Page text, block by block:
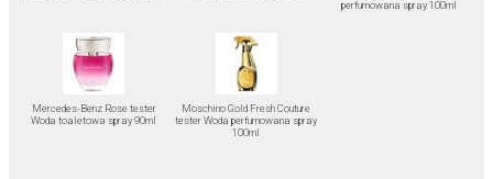
perfumowana spray 100ml
Mercedes-Benz Rose tester
Woda toaletowa spray 90ml
Moschino Gold Fresh Couture
tester Woda perfumowana spray
100ml